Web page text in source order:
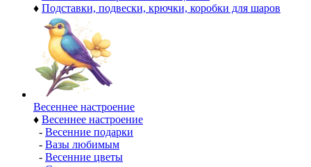
♦ Подставки, подвески, крючки, коробки для шаров
Весеннее настроение
♦ Весеннее настроение
- Весенние подарки
- Вазы любимым
- Весенние цветы